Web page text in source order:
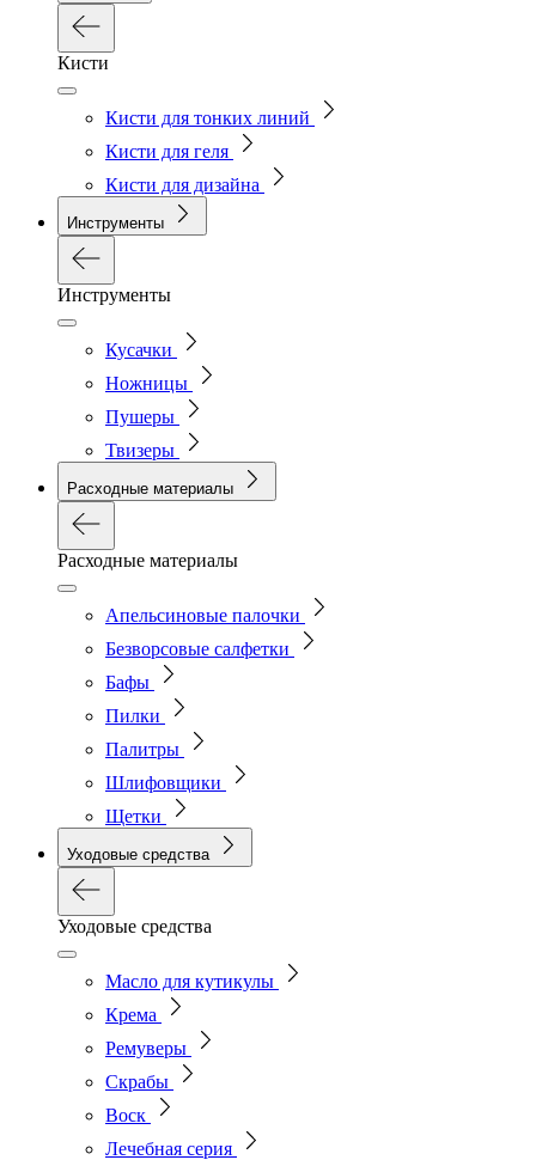
Кисти
Кисти для тонких линий
Кисти для геля
Кисти для дизайна
Инструменты
Инструменты
Кусачки
Ножницы
Пушеры
Твизеры
Расходные материалы
Расходные материалы
Апельсиновые палочки
Безворсовые салфетки
Бафы
Пилки
Палитры
Шлифовщики
Щетки
Уходовые средства
Уходовые средства
Масло для кутикулы
Крема
Ремуверы
Скрабы
Воск
Лечебная серия